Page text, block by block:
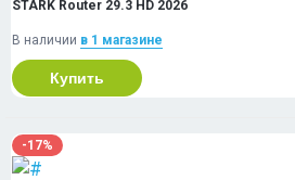
STARK Router 29.3 HD 2026
В наличии в 1 магазинe
Купить
-17%